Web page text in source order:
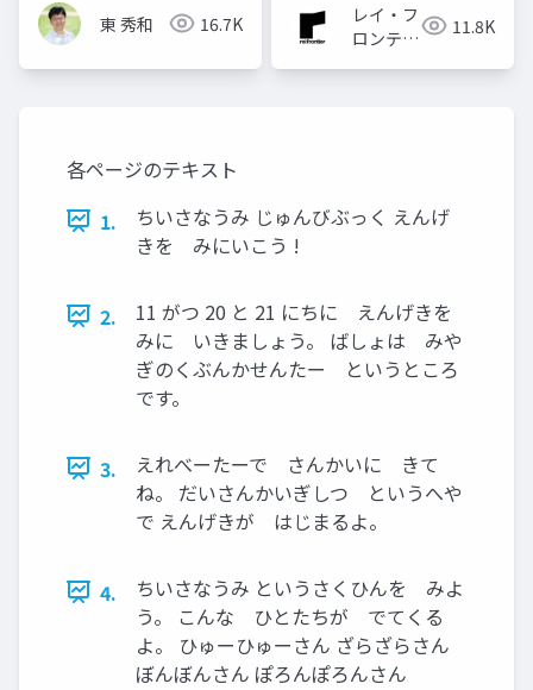
東 秀和 16.7K
レイ・フ
ロンティ
11.8K
各ページのテキスト
1.
ちいさなうみ じゅんびぶっく えんげ
きを みにいこう !
2.
11 がつ 20 と 21 にちに えんげきを
みに いきましょう。 ばしょは みや
ぎのくぶんかせんたー というところ
です。
3.
えれべーたーで さんかいに きて
ね。 だいさんかいぎしつ というへや
で えんげきが はじまるよ。
4.
ちいさなうみ というさくひんを みよ
う。 こんな ひとたちが でてくる
よ。 ひゅーひゅーさん ざらざらさん
ぼんぼんさん ぽろんぽろんさん